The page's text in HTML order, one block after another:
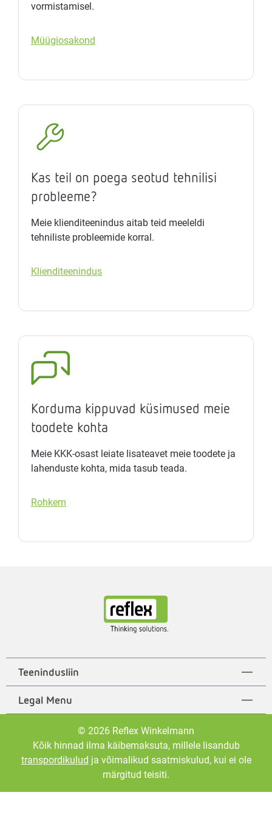
vormistamisel.
Müügiosakond
Kas teil on poega seotud tehnilisi
probleeme?
Meie klienditeenindus aitab teid meeleldi
tehniliste probleemide korral.
Klienditeenindus
Korduma kippuvad küsimused meie
toodete kohta
Meie KKK-osast leiate lisateavet meie toodete ja
lahenduste kohta, mida tasub teada.
Rohkem
Teenindusliin
Legal Menu
© 2026 Reflex Winkelmann
Kõik hinnad ilma käibemaksuta, millele lisandub
transpordikulud ja võimalikud saatmiskulud, kui ei ole
märgitud teisiti.